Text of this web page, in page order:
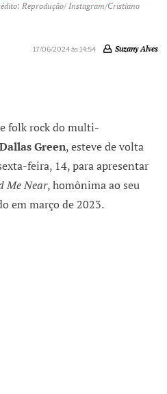
Reprodução/ Instagram/Cristiano
17/06/2024 às 14:54 Suzany Alves
folk rock do multi-
Dallas Green, esteve de volta
feira, 14, para apresentar
Me Near, homônima ao seu
em março de 2023.